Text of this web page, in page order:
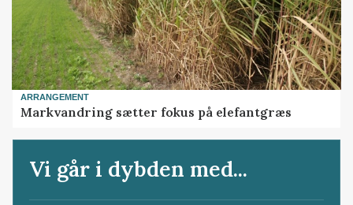
ARRANGEMENT
Markvandring sætter fokus på elefantgræs
Vi går i dybden med...